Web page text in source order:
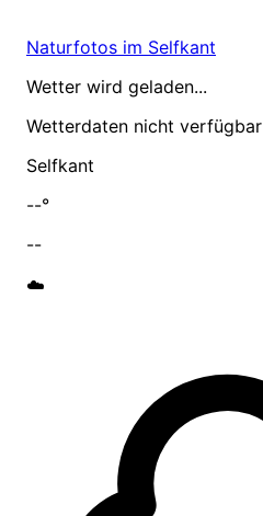
Naturfotos im Selfkant
Wetter wird geladen...
Wetterdaten nicht verfügbar
Selfkant
--°
--
☁️